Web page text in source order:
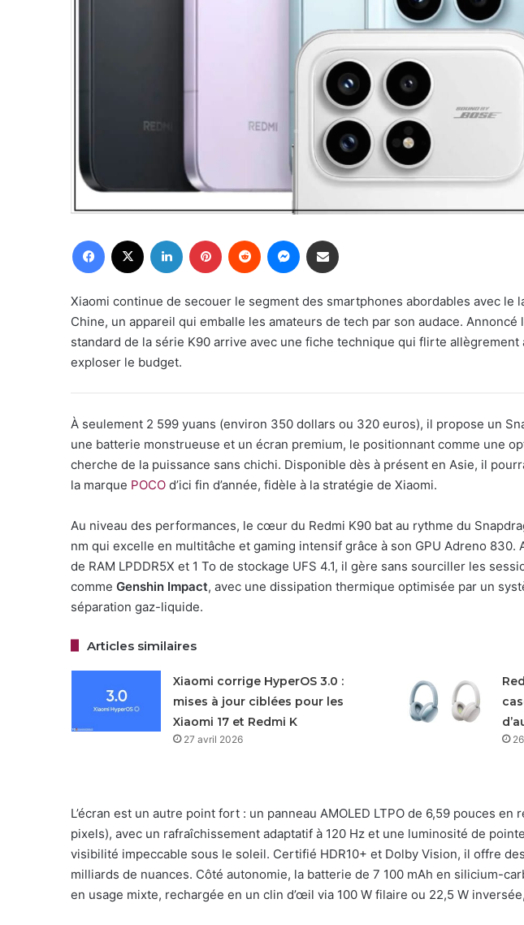
Facebook Linkedin Pinterest Reddit Messenger
Xiaomi continue de secouer le segment des smartphones abordables avec le
Chine, un appareil qui emballe les amateurs de tech par son audace.
standard de la série K90 arrive avec une fiche technique qui flirte allègrement
exploser le budget.
À seulement 2 599 yuans (environ 350 dollars ou 320 euros), il propose un
une batterie monstrueuse et un écran premium, le positionnant comme une
cherche de la puissance sans chichi. Disponible dès à présent en Asie, il
la marque POCO d’ici fin d’année, fidèle à la stratégie de Xiaomi.
Au niveau des performances, le cœur du Redmi K90 bat au rythme du
nm qui excelle en multitâche et gaming intensif grâce à son GPU Adreno 830.
de RAM LPDDR5X et 1 To de stockage UFS 4.1, il gère sans sourciller les
comme Genshin Impact, avec une dissipation thermique optimisée par un
séparation gaz-liquide.
Articles similaires
Xiaomi corrige HyperOS 3.0 :
mises à jour ciblées pour les
Xiaomi 17 et Redmi K
27 avril 2026
L’écran est un autre point fort : un panneau AMOLED LTPO de 6,59 pouces en
pixels), avec un rafraîchissement adaptatif à 120 Hz et une luminosité de
visibilité impeccable sous le soleil. Certifié HDR10+ et Dolby Vision, il offre
milliards de nuances. Côté autonomie, la batterie de 7 100 mAh en silicium-
en usage mixte, rechargée en un clin d’œil via 100 W filaire ou 22,5 W